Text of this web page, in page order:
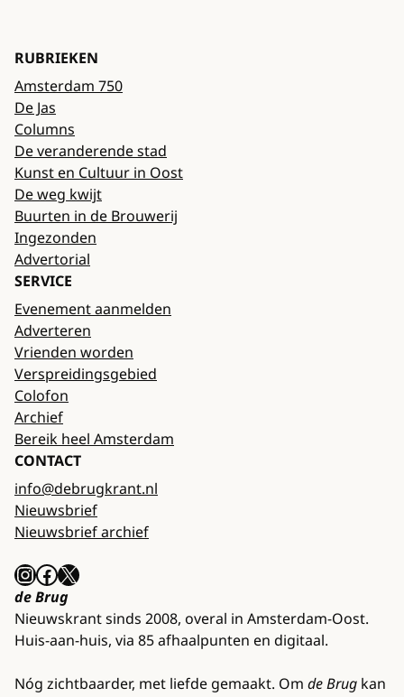
RUBRIEKEN
Amsterdam 750
De Jas
Columns
De veranderende stad
Kunst en Cultuur in Oost
De weg kwijt
Buurten in de Brouwerij
Ingezonden
Advertorial
SERVICE
Evenement aanmelden
Adverteren
Vrienden worden
Verspreidingsgebied
Colofon
Archief
Bereik heel Amsterdam
CONTACT
info@debrugkrant.nl
Nieuwsbrief
Nieuwsbrief archief
InstagramFacebook X
de Brug
Nieuwskrant sinds 2008, overal in Amsterdam-Oost.
Huis-aan-huis, via 85 afhaalpunten en digitaal.
Nóg zichtbaarder, met liefde gemaakt. Om de Brug kan